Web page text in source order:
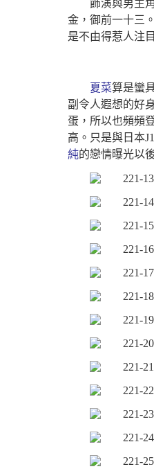
飾演與男主
金，御前一十三
是不由得惹人注
夏菜算是蠻
副令人遐想的好
蛋，所以也頻頻
高。只是與日本
純的戀情曝光以